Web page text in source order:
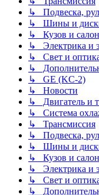
↳ Подвеска,
↳ Шины и
↳ Кузов и салон
↳ Электрика и
↳ Свет и
↳
↳ GE (KC-2)
↳ Новости
↳ Двигатель и
↳ Система
↳ Трансмиссия
↳ Подвеска,
↳ Шины и
↳ Кузов и салон
↳ Электрика и
↳ Свет и
↳